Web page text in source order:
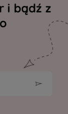
i bądź z